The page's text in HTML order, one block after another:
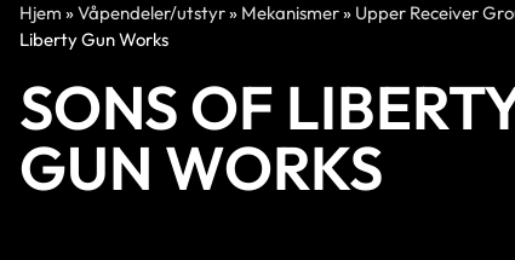
Hjem »Våpendeler/utstyr» Mekanismer» Upper Receiver
Liberty Gun Works
SONS OF
GUN WORKS